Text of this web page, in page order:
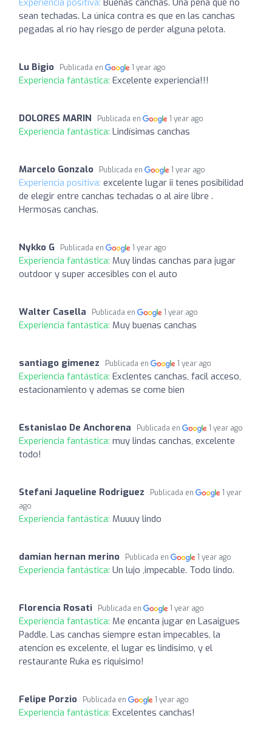
sean techadas. La única contra es que en las canchas
pegadas al río hay riesgo de perder alguna pelota.
Lu Bigio Publicada en 1 year ago
Experiencia fantástica: Excelente experiencia!!!
DOLORES MARIN Publicada en 1 year ago
Experiencia fantástica: Lindísimas canchas
Marcelo Gonzalo Publicada en 1 year ago
Experiencia positiva: excelente lugar ii tenes posibilidad
de elegir entre canchas techadas o al aire libre .
Hermosas canchas.
Nykko G Publicada en 1 year ago
Experiencia fantástica: Muy lindas canchas para jugar
outdoor y super accesibles con el auto
Walter Casella Publicada en 1 year ago
Experiencia fantástica: Muy buenas canchas
santiago gimenez Publicada en 1 year ago
Experiencia fantástica: Exclentes canchas, facil acceso,
estacionamiento y ademas se come bien
Estanislao De Anchorena Publicada en 1 year ago
Experiencia fantástica: muy lindas canchas, excelente
todo!
Stefani Jaqueline Rodriguez Publicada en
1 year
ago
Experiencia fantástica: Muuuy lindo
damian hernan merino Publicada en 1 year ago
Experiencia fantástica: Un lujo ,impecable. Todo lindo.
Florencia Rosati Publicada en 1 year ago
Experiencia fantástica: Me encanta jugar en Lasaigues
Paddle. Las canchas siempre estan impecables, la
atencion es excelente, el lugar es lindisimo, y el
restaurante Ruka es riquisimo!
Felipe Porzio Publicada en 1 year ago
Experiencia fantástica: Excelentes canchas!